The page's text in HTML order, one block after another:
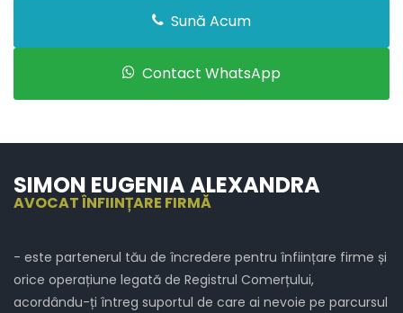
Sună Acum
Contact WhatsApp
SIMON EUGENIA ALEXANDRA
AVOCAT ÎNFIINȚARE FIRMĂ
- este partenerul tău de încredere pentru înființare firme și
orice operațiune legată de Registrul Comerțului,
acordându-ți întreg suportul de care ai nevoie pe parcursul